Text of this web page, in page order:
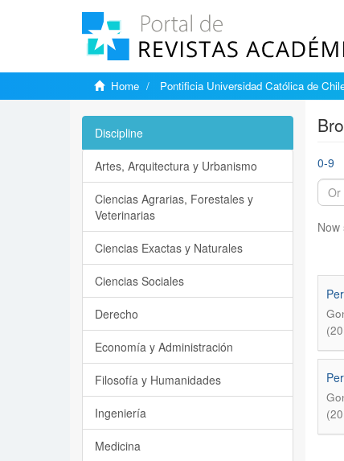
Home Pontificia Universidad Católica de
0-9
Now
Discipline
Artes, Arquitectura y Urbanismo
Ciencias Agrarias, Forestales y
Veterinarias
Ciencias Exactas y Naturales
Ciencias Sociales
Derecho
Economía y Administración
Filosofía y Humanidades
Ingeniería
Medicina